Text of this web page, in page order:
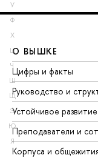
У
Ф
Х
Ц
Ч
Ш
Щ
Э
Ю
Я
О ВЫШКЕ
Цифры и факты
Руководство и
Устойчивое
Преподаватели и
Корпуса и